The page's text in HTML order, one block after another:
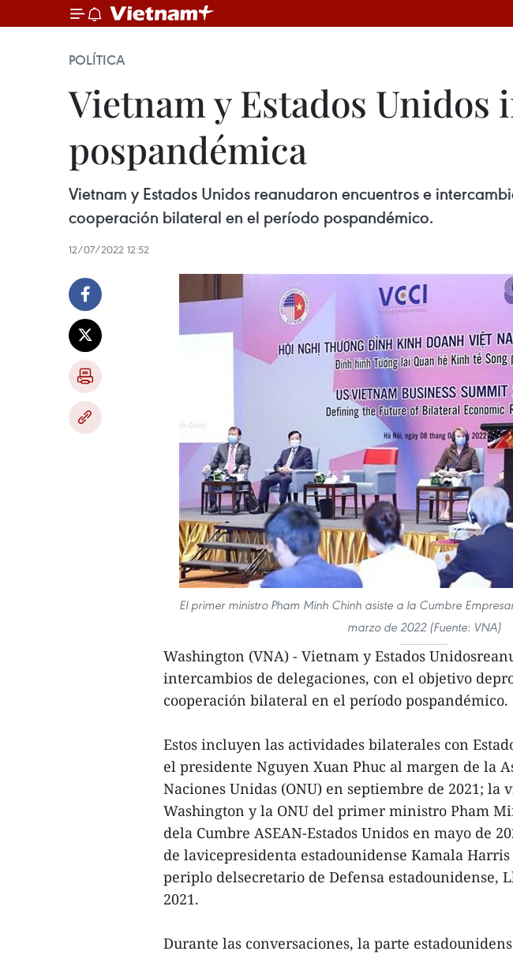
POLÍTICA
Vietnam y Estados
pospandémica
Vietnam y Estados Unidos reanudaron encuentros e
cooperación bilateral en el período pospandémico.
12/07/2022 12:52
El primer ministro Pham Minh Chinh asiste a la Cumbre
marzo de 2022 (Fuente: VNA)
Washington (VNA) - Vietnam y Estados
intercambios de delegaciones, con el objetivo
cooperación bilateral en el período pospandémico.
Estos incluyen las actividades bilaterales con
el presidente Nguyen Xuan Phuc al margen de la
Naciones Unidas (ONU) en septiembre de 2021; la
Washington y la ONU del primer ministro Pham
dela Cumbre ASEAN-Estados Unidos en mayo de
de lavicepresidenta estadounidense Kamala Harris
periplo delsecretario de Defensa estadounidense,
2021.
Durante las conversaciones, la parte